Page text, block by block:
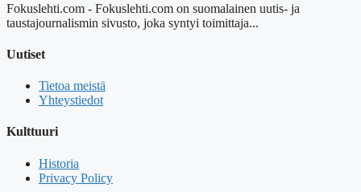
Fokuslehti.com - Fokuslehti.com on suomalainen uutis- ja
taustajournalismin sivusto, joka syntyi toimittaja...
Uutiset
Tietoa meistä
Yhteystiedot
Kulttuuri
Historia
Privacy Policy